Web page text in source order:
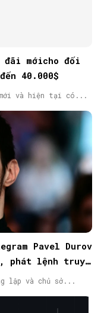
đãi mớicho đối
40.000$
và hiện tại có...
Pavel Durov
phát lệnh truy
lập và chủ sở...